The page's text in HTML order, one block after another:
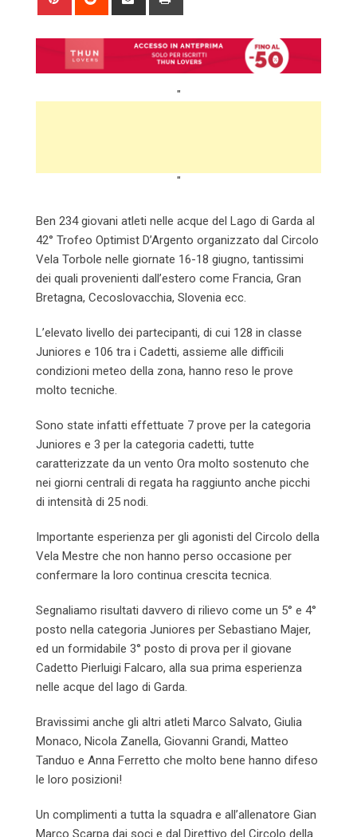
"
"
Ben 234 giovani atleti nelle acque del Lago di Garda al
42° Trofeo Optimist D’Argento organizzato dal Circolo
Vela Torbole nelle giornate 16-18 giugno, tantissimi
dei quali provenienti dall’estero come Francia, Gran
Bretagna, Cecoslovacchia, Slovenia ecc.
L’elevato livello dei partecipanti, di cui 128 in classe
Juniores e 106 tra i Cadetti, assieme alle difficili
condizioni meteo della zona, hanno reso le prove
molto tecniche.
Sono state infatti effettuate 7 prove per la categoria
Juniores e 3 per la categoria cadetti, tutte
caratterizzate da un vento Ora molto sostenuto che
nei giorni centrali di regata ha raggiunto anche picchi
di intensità di 25 nodi.
Importante esperienza per gli agonisti del Circolo della
Vela Mestre che non hanno perso occasione per
confermare la loro continua crescita tecnica.
Segnaliamo risultati davvero di rilievo come un 5° e 4°
posto nella categoria Juniores per Sebastiano Majer,
ed un formidabile 3° posto di prova per il giovane
Cadetto Pierluigi Falcaro, alla sua prima esperienza
nelle acque del lago di Garda.
Bravissimi anche gli altri atleti Marco Salvato, Giulia
Monaco, Nicola Zanella, Giovanni Grandi, Matteo
Tanduo e Anna Ferretto che molto bene hanno difeso
le loro posizioni!
Un complimenti a tutta la squadra e all’allenatore Gian
Marco Scarpa dai soci e dal Direttivo del Circolo della